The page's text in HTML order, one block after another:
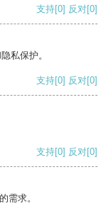
支持[0] 反对[0]
私保护。
支持[0] 反对[0]
支持[0] 反对[0]
需求。